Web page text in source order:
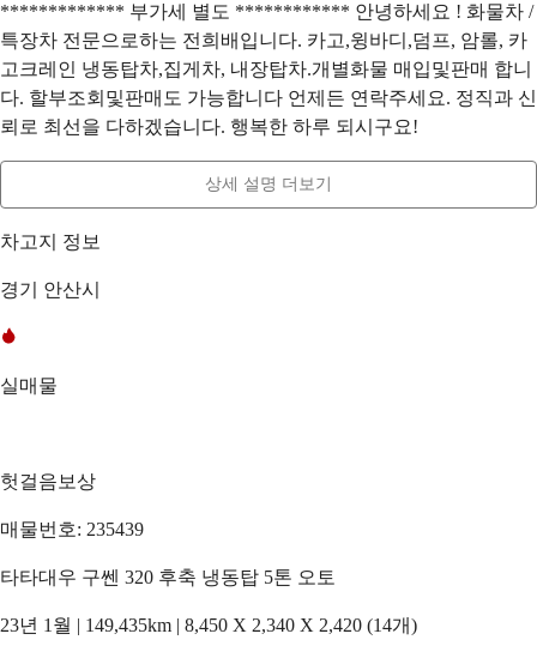
************* 부가세 별도 ************ 안녕하세요 ! 화물차 /
특장차 전문으로하는 전희배입니다. 카고,윙바디,덤프, 암롤, 카
고크레인 냉동탑차,집게차, 내장탑차.개별화물 매입및판매 합니
다. 할부조회및판매도 가능합니다 언제든 연락주세요. 정직과 신
뢰로 최선을 다하겠습니다. 행복한 하루 되시구요!
상세 설명 더보기
차고지 정보
경기 안산시
실매물
헛걸음보상
매물번호: 235439
타타대우 구쎈 320 후축 냉동탑 5톤 오토
23년 1월 | 149,435km | 8,450 X 2,340 X 2,420 (14개)